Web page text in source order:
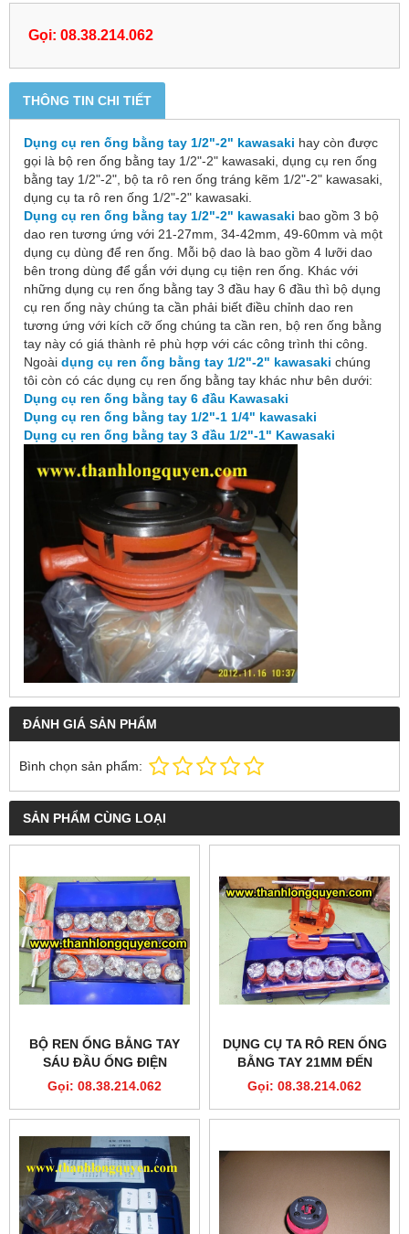
Gọi: 08.38.214.062
THÔNG TIN CHI TIẾT
Dụng cụ ren ống bằng tay 1/2"-2" kawasaki hay còn được
gọi là bộ ren ống bằng tay 1/2"-2" kawasaki, dụng cụ ren ống
bằng tay 1/2"-2", bộ ta rô ren ống tráng kẽm 1/2"-2" kawasaki,
dụng cụ ta rô ren ống 1/2"-2" kawasaki.
Dụng cụ ren ống bằng tay 1/2"-2" kawasaki bao gồm 3 bộ
dao ren tương ứng với 21-27mm, 34-42mm, 49-60mm và một
dụng cụ dùng để ren ống. Mỗi bộ dao là bao gồm 4 lưỡi dao
bên trong dùng để gắn với dụng cụ tiện ren ống. Khác với
những dụng cụ ren ống bằng tay 3 đầu hay 6 đầu thì bộ dụng
cụ ren ống này chúng ta cần phải biết điều chỉnh dao ren
tương ứng với kích cỡ ống chúng ta cần ren, bộ ren ống bằng
tay này có giá thành rẻ phù hợp với các công trình thi công.
Ngoài dụng cụ ren ống bằng tay 1/2"-2" kawasaki chúng
tôi còn có các dụng cụ ren ống bằng tay khác như bên dưới:
Dụng cụ ren ống bằng tay 6 đầu Kawasaki
Dụng cụ ren ống bằng tay 1/2"-1 1/4" kawasaki
Dụng cụ ren ống bằng tay 3 đầu 1/2"-1" Kawasaki
ĐÁNH GIÁ SẢN PHẨM
Bình chọn sản phẩm:
SẢN PHẨM CÙNG LOẠI
BỘ REN ỐNG BẰNG TAY
SÁU ĐẦU ỐNG ĐIỆN
Gọi: 08.38.214.062
DỤNG CỤ TA RÔ REN ỐNG
BẰNG TAY 21MM ĐẾN
60MM 60WA
Gọi: 08.38.214.062